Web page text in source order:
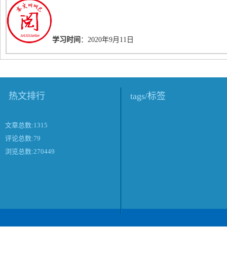
学习时间 ：2020年9月11日
热文排行
文章总数:1315
评论总数:79
浏览总数:270449
tags/标签